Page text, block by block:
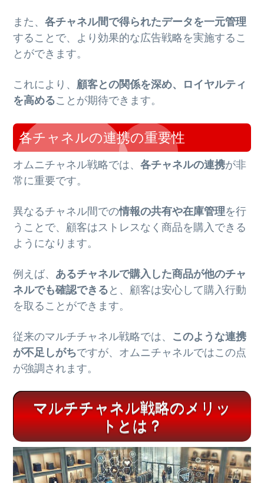
また、各チャネル間で得られたデータを一元管理
することで、より効果的な広告戦略を実施するこ
とができます。
これにより、 顧客との関係を深め、ロイヤルティ
を高めることが期待できます。
各チャネルの連携の重要性
オムニチャネル戦略では、各チャネルの連携が非
常に重要です。
異なるチャネル間での情報の共有や在庫管理を行
うことで、顧客はストレスなく商品を購入できる
ようになります。
例えば、 あるチャネルで購入した商品が他のチャ
ネルでも確認できる と、顧客は安心して購入行動
を取ることができます。
従来のマルチチャネル戦略では、 このような連携
が不足しがちですが、オムニチャネルではこの点
が強調されます。
マルチチャネル戦略のメリッ
トとは？